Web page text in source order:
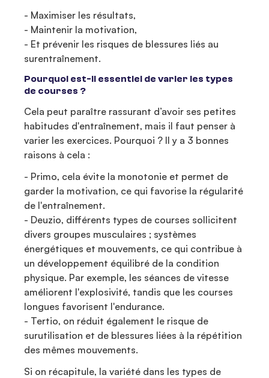
- Maximiser les résultats,
- Maintenir la motivation,
- Et prévenir les risques de blessures liés au
surentraînement.
Pourquoi est-il essentiel de varier les types
de courses ?
Cela peut paraître rassurant d’avoir ses petites
habitudes d'entraînement, mais il faut penser à
varier les exercices. Pourquoi ? Il y a 3 bonnes
raisons à cela :
- Primo, cela évite la monotonie et permet de
garder la motivation, ce qui favorise la régularité
de l'entraînement.
- Deuzio, différents types de courses sollicitent
divers groupes musculaires ; systèmes
énergétiques et mouvements, ce qui contribue à
un développement équilibré de la condition
physique. Par exemple, les séances de vitesse
améliorent l'explosivité, tandis que les courses
longues favorisent l'endurance.
- Tertio, on réduit également le risque de
surutilisation et de blessures liées à la répétition
des mêmes mouvements.
Si on récapitule, la variété dans les types de